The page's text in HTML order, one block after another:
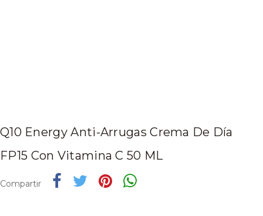
Q10 Energy Anti-Arrugas Crema De Día
FP15 Con Vitamina C 50 ML
Compartir